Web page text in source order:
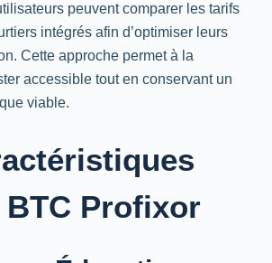
peuvent comparer les tarifs
intégrés afin d’optimiser leurs
Cette approche permet à la
accessible tout en conservant un
viable.
Profixor